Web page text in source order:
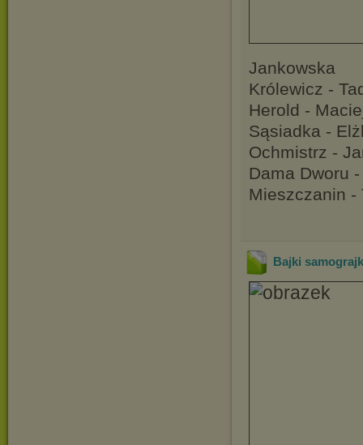
Jankowska
Królewicz -
Herold -
Sąsiadka -
Ochmistrz -
Dama Dworu
Mieszczanin -
Bajki